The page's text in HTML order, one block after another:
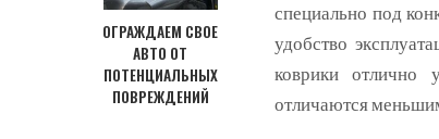
ОГРАЖДАЕМ СВОЕ
АВТО ОТ
ПОТЕНЦИАЛЬНЫХ
ПОВРЕЖДЕНИЙ
специально под
удобство
коврики отлично
отличаются